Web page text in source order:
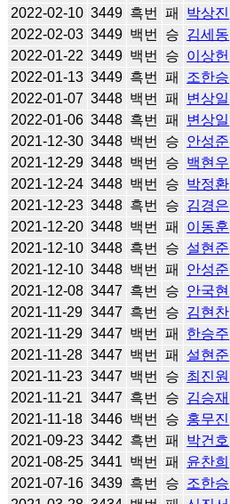
2022-02-10 3449 흑번 패 박상진
2022-02-03 3449 백번 승 김세동
2022-01-22 3449 백번 승 이상헌
2022-01-13 3449 흑번 패 조한승
2022-01-07 3448 백번 패 변상일
2022-01-06 3448 흑번 패 변상일
2021-12-30 3448 백번 승 안성준
2021-12-29 3448 백번 승 백현우
2021-12-24 3448 백번 승 박정환
2021-12-23 3448 흑번 승 김경은
2021-12-20 3448 백번 패 이동훈
2021-12-10 3448 흑번 승 설현준
2021-12-10 3448 백번 패 안성준
2021-12-08 3447 흑번 승 안국현
2021-11-29 3447 흑번 승 김현찬
2021-11-29 3447 백번 패 한승주
2021-11-28 3447 백번 패 설현준
2021-11-23 3447 백번 승 최진원
2021-11-21 3447 흑번 승 김승재
2021-11-18 3446 백번 승 홍무진
2021-09-23 3442 흑번 패 박건호
2021-08-25 3441 백번 패 윤찬희
2021-07-16 3439 흑번 승 조한승